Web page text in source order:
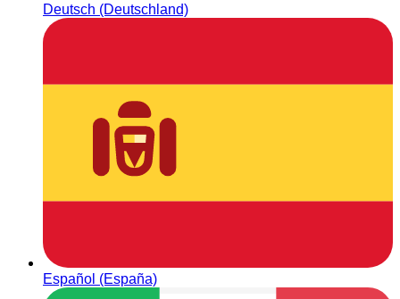
Deutsch (Deutschland)
Español (España)